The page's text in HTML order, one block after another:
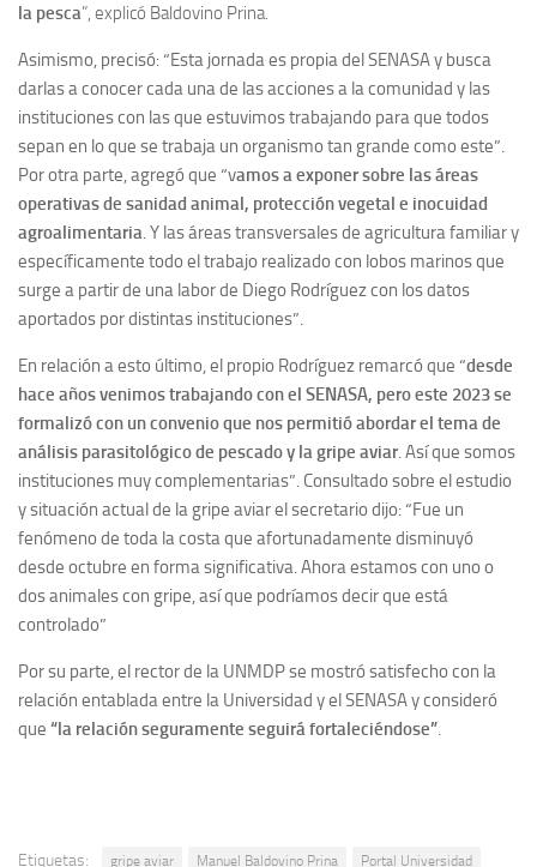
la pesca”, explicó Baldovino Prina.
Asimismo, precisó: “Esta jornada es propia del SENASA y busca
darlas a conocer cada una de las acciones a la comunidad y las
instituciones con las que estuvimos trabajando para que todos
sepan en lo que se trabaja un organismo tan grande como este”.
Por otra parte, agregó que “vamos a exponer sobre las áreas
operativas de sanidad animal, protección vegetal e inocuidad
agroalimentaria . Y las áreas transversales de agricultura familiar y
específicamente todo el trabajo realizado con lobos marinos que
surge a partir de una labor de Diego Rodríguez con los datos
aportados por distintas instituciones”.
En relación a esto último, el propio Rodríguez remarcó que “desde
hace años venimos trabajando con el SENASA, pero este 2023 se
formalizó con un convenio que nos permitió abordar el tema de
análisis parasitológico de pescado y la gripe aviar. Así que somos
instituciones muy complementarias”. Consultado sobre el estudio
y situación actual de la gripe aviar el secretario dijo: “Fue un
fenómeno de toda la costa que afortunadamente disminuyó
desde octubre en forma significativa. Ahora estamos con uno o
dos animales con gripe, así que podríamos decir que está
controlado”
Por su parte, el rector de la UNMDP se mostró satisfecho con la
relación entablada entre la Universidad y el SENASA y consideró
que “la relación seguramente seguirá fortaleciéndose”
Etiquetas: gripe aviar Manuel Baldovino Prina
Portal Universidad